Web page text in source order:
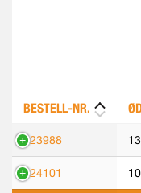
BESTELL-NR.
423988
424101